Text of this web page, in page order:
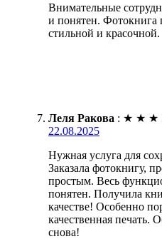
Внимательные
и понятен. Фотокнига
стильной и красочной.
Леля Ракова : ★ ★ ★
22.08.2025
Нужная услуга для
Заказала фотокнигу,
простым. Весь
понятен. Получила
качестве! Особенно
качественная печать.
снова!